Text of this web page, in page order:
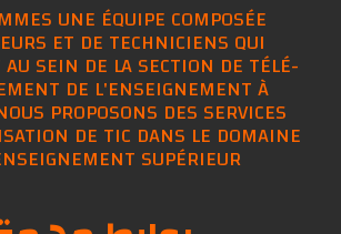
UNE ÉQUIPE COMPOSÉE
ET DE TECHNICIENS QUI
SEIN DE LA SECTION DE TÉLÉ-
DE L'ENSEIGNEMENT À
PROPOSONS DES SERVICES
DE TIC DANS LE DOMAINE
SUPÉRIEUR.